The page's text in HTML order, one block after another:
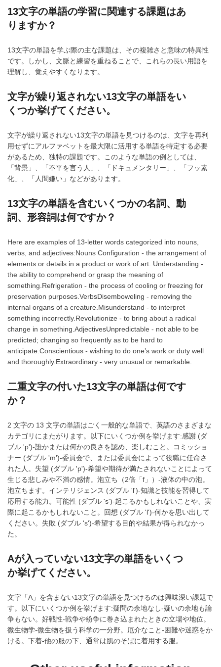
13文字の単語の学習に関連する課題はあ
りますか？
13文字の単語を学ぶ際の主な課題は、その複雑さと意味の特異性
です。しかし、文脈と練習を重ねることで、これらの長い用語を
理解し、覚えやすくなります。
文字が繰り返されない13文字の単語をい
くつか挙げてください。
文字が繰り返されない13文字の単語を見つけるのは、文字を再利
用せずにアルファベットを最大限に活用する単語を特定する必要
があるため、独特の課題です。このような単語の例としては、
「背景」、「不平を言う人」、「ドキュメンタリー」、「フッ素
化」、「人間嫌い」などがあります。
13文字の単語を含むいくつかの名詞、動
詞、形容詞は何ですか？
Here are examples of 13-letter words categorized into nouns,
verbs, and adjectives:Nouns Configuration - the arrangement of
elements or details in a product or work of art. Understanding -
the ability to comprehend or grasp the meaning of
something.Refrigeration - the process of cooling or freezing for
preservation purposes.VerbsDisemboweling - removing the
internal organs of a creature.Misunderstand - to interpret
something incorrectly.Revolutionize - to bring about a radical
change in something.AdjectivesUnpredictable - not able to be
predicted; changing so frequently as to be hard to
anticipate.Conscientious - wishing to do one’s work or duty well
and thoroughly.Extraordinary - very unusual or remarkable.
二重文字の付いた13文字の単語は何です
か？
2 文字の 13 文字の単語はごく一般的な単語で、英語のさまざまな
カテゴリにまたがります。以下にいくつか例を挙げます:感謝 (ダ
ブル 'p')-誰かまたは何かの良さを認め、楽しむこと。コミッショ
ナー (ダブル 'm')-委員会で、または委員会によって役職に任命さ
れた人。失望 (ダブル 'p')-希望や期待が満たされないことによって
生じる悲しみや不満の感情。泡立ち（2倍「f」）-液体の中の泡。
泡立ちます。インテリジェンス (ダブル 'l')-知識と技能を習得して
応用する能力。可能性 (ダブル 's')-起こるかもしれないことや、実
際に起こるかもしれないこと。回想 (ダブル 'l')-何かを思い出して
ください。失敗 (ダブル 's')-希望する目的や結果が得られなかっ
た。
Aが入っていない13文字の単語をいくつ
か挙げてください。
文字「A」を含まない13文字の単語を見つけるのは興味深い課題で
す。以下にいくつか例を挙げます:疑問の余地なし-疑いの余地も論
争もない。好戦性-戦争や紛争に巻き込まれたときの立場や地位。
微生物学-微生物を扱う科学の一分野。厄介なこと-困難や迷惑をか
ける。下着-他の服の下、通常は肌のそばに着用する服。